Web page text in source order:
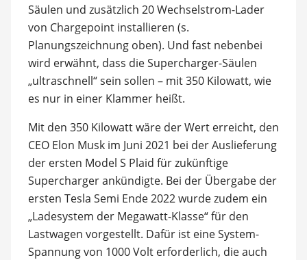
Säulen und zusätzlich 20 Wechselstrom-Lader
von Chargepoint installieren (s.
Planungszeichnung oben). Und fast nebenbei
wird erwähnt, dass die Supercharger-Säulen
„ultraschnell“ sein sollen – mit 350 Kilowatt, wie
es nur in einer Klammer heißt.
Mit den 350 Kilowatt wäre der Wert erreicht, den
CEO Elon Musk im Juni 2021 bei der Auslieferung
der ersten Model S Plaid für zukünftige
Supercharger ankündigte. Bei der Übergabe der
ersten Tesla Semi Ende 2022 wurde zudem ein
„Ladesystem der Megawatt-Klasse“ für den
Lastwagen vorgestellt. Dafür ist eine System-
Spannung von 1000 Volt erforderlich, die auch